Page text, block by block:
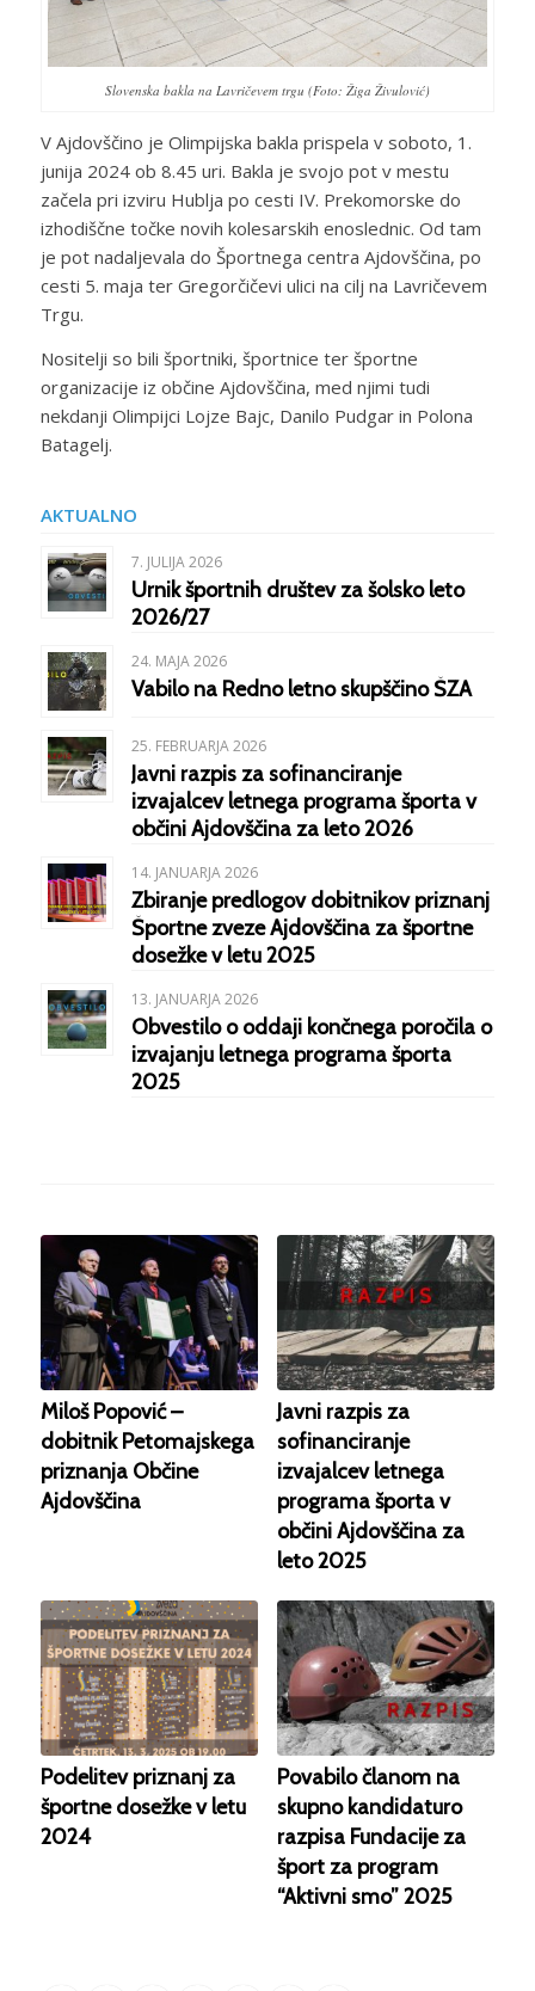
Slovenska bakla na Lavričevem trgu (Foto: Žiga Živulović)
V Ajdovščino je Olimpijska bakla prispela v soboto, 1.
junija 2024 ob 8.45 uri. Bakla je svojo pot v mestu
začela pri izviru Hublja po cesti IV. Prekomorske do
izhodiščne točke novih kolesarskih enoslednic. Od tam
je pot nadaljevala do Športnega centra Ajdovščina, po
cesti 5. maja ter Gregorčičevi ulici na cilj na Lavričevem
Trgu.
Nositelji so bili športniki, športnice ter športne
organizacije iz občine Ajdovščina, med njimi tudi
nekdanji Olimpijci Lojze Bajc, Danilo Pudgar in Polona
Batagelj.
AKTUALNO
7. JULIJA 2026
Urnik športnih društev za šolsko leto
2026/27
24. MAJA 2026
Vabilo na Redno letno skupščino ŠZA
25. FEBRUARJA 2026
Javni razpis za sofinanciranje
izvajalcev letnega programa športa v
občini Ajdovščina za leto 2026
14. JANUARJA 2026
Zbiranje predlogov dobitnikov priznanj
Športne zveze Ajdovščina za športne
dosežke v letu 2025
13. JANUARJA 2026
Obvestilo o oddaji končnega poročila o
izvajanju letnega programa športa
2025
Miloš Popović –
dobitnik Petomajskega
priznanja Občine
Ajdovščina
Javni razpis za
sofinanciranje
izvajalcev letnega
programa športa v
občini Ajdovščina za
leto 2025
Podelitev priznanj za
športne dosežke v letu
2024
Povabilo članom na
skupno kandidaturo
razpisa Fundacije za
šport za program
“Aktivni smo” 2025